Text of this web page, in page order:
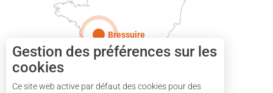
Bressuire
Gestion des préférences sur les
cookies
Ce site web active par défaut des cookies pour des